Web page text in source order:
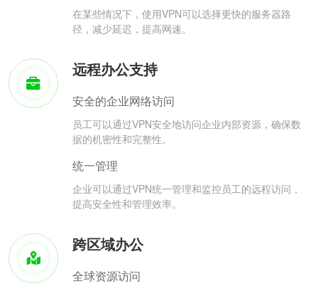
在某些情况下，使用VPN可以选择更快的服务器路
径，减少延迟，提高网速。
远程办公支持
安全的企业网络访问
员工可以通过VPN安全地访问企业内部资源，确保数
据的机密性和完整性。
统一管理
企业可以通过VPN统一管理和监控员工的远程访问，
提高安全性和管理效率。
跨区域办公
全球资源访问